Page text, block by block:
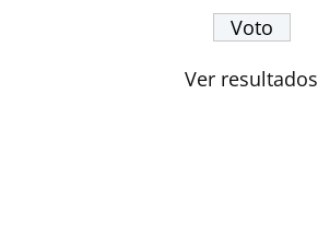
Ver resultados